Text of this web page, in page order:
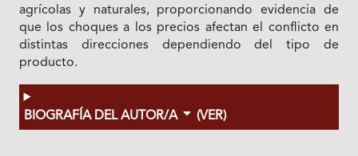
agrícolas y naturales, proporcionando evidencia de
que los choques a los precios afectan el conflicto en
distintas direcciones dependiendo del tipo de
producto.
BIOGRAFÍA DEL AUTOR/A (VER)